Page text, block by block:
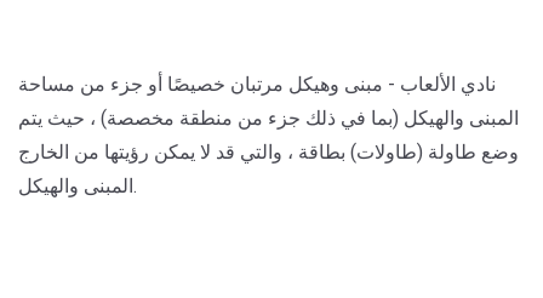
نادي الألعاب - مبنى وهيكل مرتبان خصيصًا أو جزء من مساحة
المبنى والهيكل (بما في ذلك جزء من منطقة مخصصة) ، حيث يتم
وضع طاولة (طاولات) بطاقة ، والتي قد لا يمكن رؤيتها من الخارج
المبنى والهيكل.